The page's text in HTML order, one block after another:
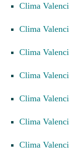
Clima
Clima
Clima
Clima
Clima
Clima
Clima